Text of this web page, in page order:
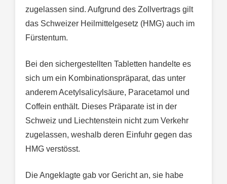
zugelassen sind. Aufgrund des Zollvertrags gilt
das Schweizer Heilmittelgesetz (HMG) auch im
Fürstentum.
Bei den sichergestellten Tabletten handelte es
sich um ein Kombinationspräparat, das unter
anderem Acetylsalicylsäure, Paracetamol und
Coffein enthält. Dieses Präparate ist in der
Schweiz und Liechtenstein nicht zum Verkehr
zugelassen, weshalb deren Einfuhr gegen das
HMG verstösst.
Die Angeklagte gab vor Gericht an, sie habe